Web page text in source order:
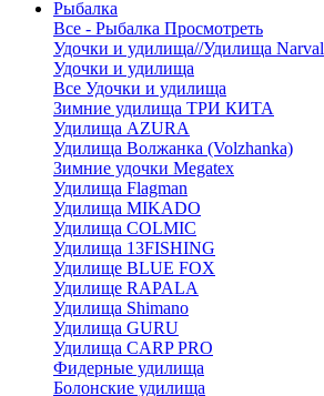
Рыбалка
Все - Рыбалка Просмотреть
Удочки и удилища//Удилища Narval
Удочки и удилища
Все Удочки и удилища
Зимние удилища ТРИ КИТА
Удилища AZURA
Удилища Волжанка (Volzhanka)
Зимние удочки Megatex
Удилища Flagman
Удилища MIKADO
Удилища COLMIC
Удилища 13FISHING
Удилище BLUE FOX
Удилище RAPALA
Удилища Shimano
Удилища GURU
Удилища CARP PRO
Фидерные удилища
Болонские удилища